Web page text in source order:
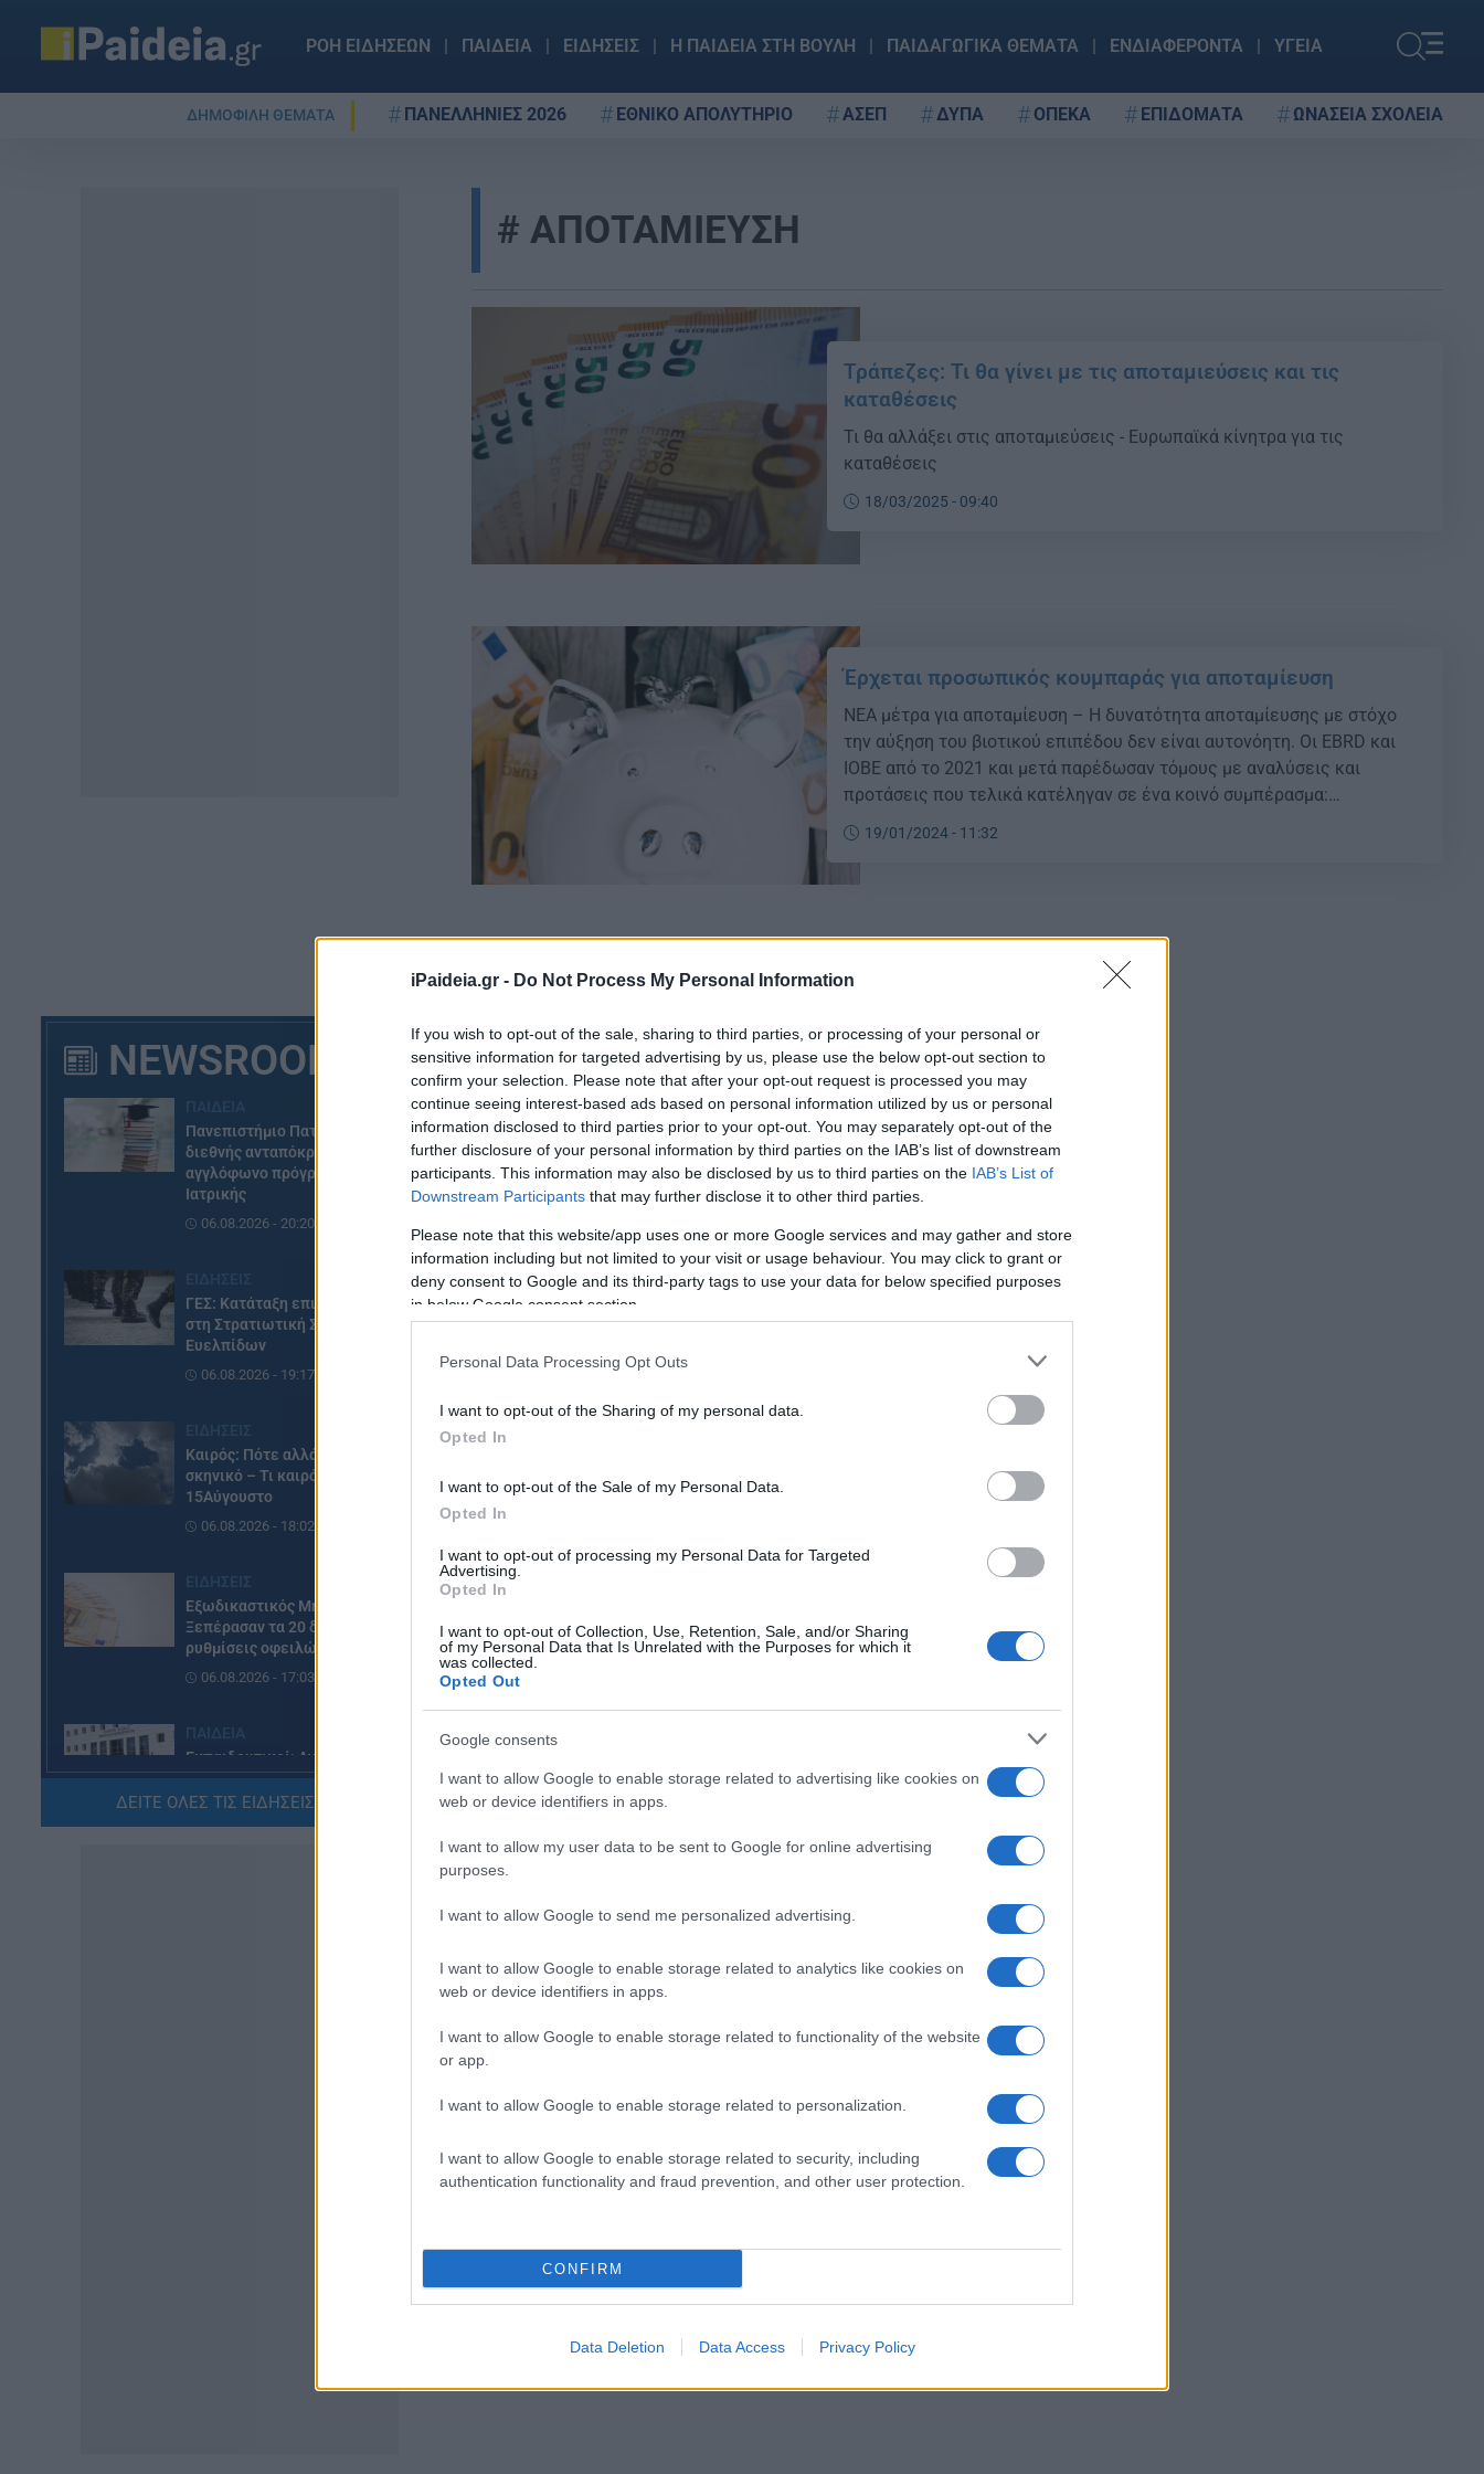
iPaideia.gr - Do Not Process My Personal Information
If you wish to opt-out of the sale, sharing to third parties, or processing of your personal or
sensitive information for targeted advertising by us, please use the below opt-out section to
confirm your selection. Please note that after your opt-out request is processed you may
continue seeing interest-based ads based on personal information utilized by us or personal
information disclosed to third parties prior to your opt-out. You may separately opt-out of the
further disclosure of your personal information by third parties on the IAB’s list of downstream
participants. This information may also be disclosed by us to third parties on the IAB’s List of
Downstream Participants that may further disclose it to other third parties.
Please note that this website/app uses one or more Google services and may gather and store
information including but not limited to your visit or usage behaviour. You may click to grant or
deny consent to Google and its third-party tags to use your data for below specified purposes
in below Google consent section.
Personal Data Processing Opt Outs
I want to opt-out of the Sharing of my personal data.
Opted In
I want to opt-out of the Sale of my Personal Data.
Opted In
I want to opt-out of processing my Personal Data for Targeted
Advertising.
Opted In
I want to opt-out of Collection, Use, Retention, Sale, and/or Sharing
of my Personal Data that Is Unrelated with the Purposes for which it
was collected.
Opted Out
Google consents
I want to allow Google to enable storage related to advertising like cookies on
web or device identifiers in apps.
I want to allow my user data to be sent to Google for online advertising
purposes.
I want to allow Google to send me personalized advertising.
I want to allow Google to enable storage related to analytics like cookies on
web or device identifiers in apps.
I want to allow Google to enable storage related to functionality of the website
or app.
I want to allow Google to enable storage related to personalization.
I want to allow Google to enable storage related to security, including
authentication functionality and fraud prevention, and other user protection.
CONFIRM
Data Deletion Data Access Privacy Policy
ΡΟΗ ΕΙΔΗΣΕΩΝ ΠΑΙΔΕΙΑ ΕΙΔΗΣΕΙΣ Η ΠΑΙΔΕΙΑ ΣΤΗ ΒΟΥΛΗ ΠΑΙΔΑΓΩΓΙΚΑ ΘΕΜΑΤΑ ΕΝΔΙΑΦΕΡΟΝΤΑ ΥΓΕΙΑ
ΔΗΜΟΦΙΛΗ ΘΕΜΑΤΑ ΠΑΝΕΛΛΗΝΙΕΣ 2026 ΕΘΝΙΚΟ ΑΠΟΛΥΤΗΡΙΟ ΑΣΕΠ ΔΥΠΑ ΟΠΕΚΑ ΕΠΙΔΟΜΑΤΑ ΩΝΑΣΕΙΑ ΣΧΟΛΕΙΑ
NEWSROOM
Πανεπιστήμιο Πατρών: Ισχυρή
διεθνής ανταπόκριση στο νέο
αγγλόφωνο πρόγραμμα
Ιατρικής
06.08.2026 - 20:20
ΓΕΣ: Κατάταξη επιτυχόντων
στη Στρατιωτική Σχολή
Ευελπίδων
06.08.2026 - 19:17
Καιρός: Πότε αλλάζει το
σκηνικό – Τι καιρό θα κάνει τον
15Αύγουστο
06.08.2026 - 18:02
Εξωδικαστικός Μηχανισμός:
Ξεπέρασαν τα 20 δισ. ευρώ οι
ρυθμίσεις οφειλών
06.08.2026 - 17:03
Εκπαιδευτικοί: Ανακλήθηκαν
αποσπάσεις για τα σχολικά έτη
2026-2029
06.08.2026 - 16:03
ΔΕΙΤΕ ΟΛΕΣ ΤΙΣ ΕΙΔΗΣΕΙΣ ΕΔΩ »
ΑΠΟΤΑΜΙΕΥΣΗ
Τράπεζες: Τι θα γίνει με τις αποταμιεύσεις και τις
καταθέσεις
Τι θα αλλάξει στις αποταμιεύσεις - Ευρωπαϊκά κίνητρα για τις
καταθέσεις
18/03/2025 - 09:40
Έρχεται προσωπικός κουμπαράς για αποταμίευση
ΝΕΑ μέτρα για αποταμίευση – Η δυνατότητα αποταμίευσης με στόχο
την αύξηση του βιοτικού επιπέδου δεν είναι αυτονόητη. Οι EBRD και
ΙΟΒΕ από το 2021 και μετά παρέδωσαν τόμους με αναλύσεις και
προτάσεις που τελικά κατέληγαν σε ένα κοινό συμπέρασμα:
παράλληλες αλλαγές και βελτιώσεις μέσω μεταρρυθμίσεων και
19/01/2024 - 11:32